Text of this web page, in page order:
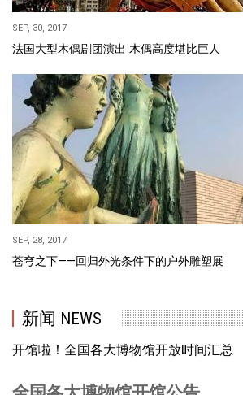
SEP, 30, 2017
法国大型木偶剧团演出 木偶高度堪比巨人
SEP, 28, 2017
苍穹之下——回归外光条件下的户外雕塑展
新闻 NEWS
开馆啦！全国各大博物馆开放时间汇总